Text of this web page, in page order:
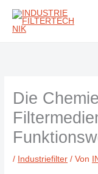
Zum
Die
/ Industriefilter / Von